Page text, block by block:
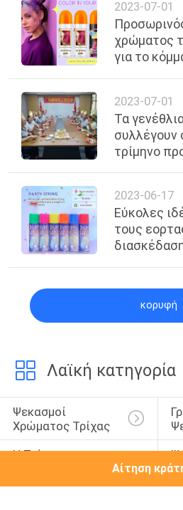
2023-07-01
χρώματος
για το
2023-07-01
Τα
συλλέγουν
τρίμηνο
2023-06-17
Εύκολες
τους
κορυφή
Λαϊκή κατηγορία
Ψεκασμοί
Χρώματος Τρίχας
Η Τρίχα
Ψεκασμός
Αίτηση